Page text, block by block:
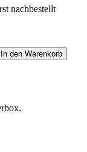
nachbestellt
In den Warenkorb